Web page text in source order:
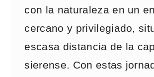
con la naturaleza en un
cercano y privilegiado,
escasa distancia de la
sierense. Con estas